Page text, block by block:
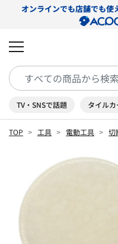
オンラインでも店舗でも使
TV・SNSで話題 タイル
TOP 工具 電動工具 切